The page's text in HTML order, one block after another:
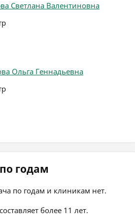
Светлана Валентиновна
Ольга Геннадьевна
годам
по годам и клиникам нет.
более 11 лет.